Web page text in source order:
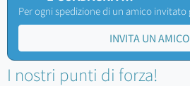
Per ogni spedizione di un amico invitato
INVITA UN AMICO
I nostri punti di forza!